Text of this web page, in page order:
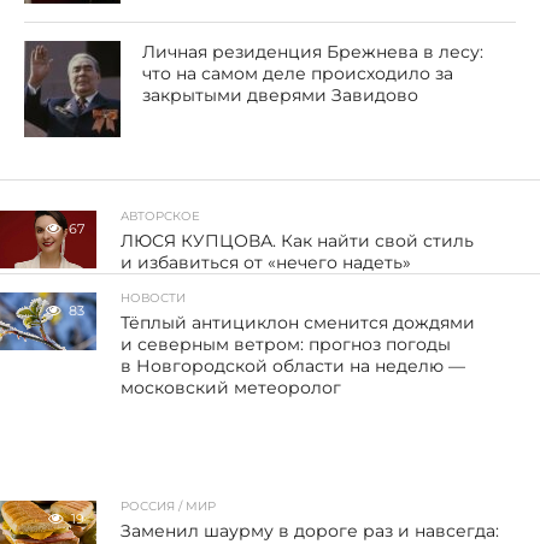
Личная резиденция Брежнева в лесу:
что на самом деле происходило за
закрытыми дверями Завидово
67
АВТОРСКОЕ
ЛЮСЯ КУПЦОВА. Как найти свой стиль
и избавиться от «нечего надеть»
83
НОВОСТИ
Тёплый антициклон сменится дождями
и северным ветром: прогноз погоды
в Новгородской области на неделю —
московский метеоролог
19
РОССИЯ / МИР
Заменил шаурму в дороге раз и навсегда: